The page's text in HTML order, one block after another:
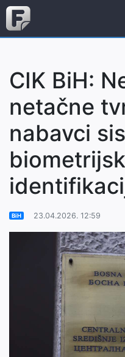
CIK BiH:
netačne
nabavci
BiH 23.04.2026. 12:59